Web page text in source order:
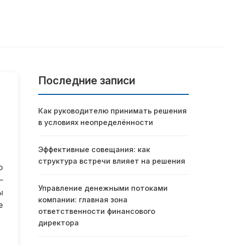
Последние записи
Как руководителю принимать решения
в условиях неопределённости
Эффективные совещания: как
структура встречи влияет на решения
Управление денежными потоками
компании: главная зона
ответственности финансового
директора